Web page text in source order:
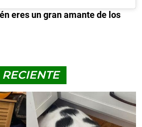
eres un gran amante de los
RECIENTE